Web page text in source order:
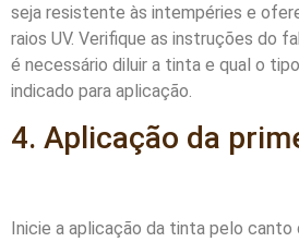
seja resistente às intempéries e
raios UV. Verifique as instruções do
é necessário diluir a tinta e qual o
indicado para aplicação.
4. Aplicação da
Inicie a aplicação da tinta pelo canto